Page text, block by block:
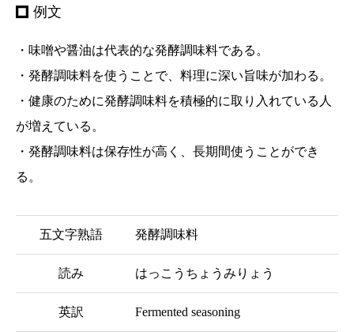
例文
・味噌や醤油は代表的な発酵調味料である。
・発酵調味料を使うことで、料理に深い旨味が加わる。
・健康のために発酵調味料を積極的に取り入れている人
が増えている。
・発酵調味料は保存性が高く、長期間使うことができ
る。
五文字熟語 発酵調味料
読み はっこうちょうみりょう
英訳 Fermented seasoning